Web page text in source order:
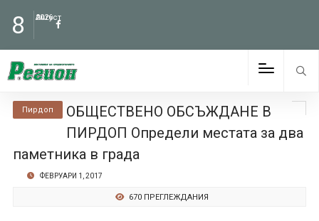
8 Август
2026
Пирдоп
ОБЩЕСТВЕНО ОБСЪЖДАНЕ В
ПИРДОП Определи местата за два
паметника в града
ФЕВРУАРИ 1, 2017
670 ПРЕГЛЕЖДАНИЯ